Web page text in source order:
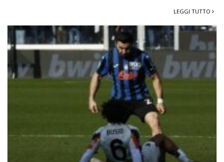
LEGGI TUTTO